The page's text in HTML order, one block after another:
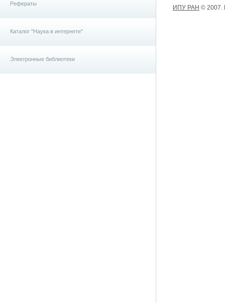
Рефераты
Каталог "Наука в интернете"
Электронные библиотеки
ИПУ РАН © 2007.